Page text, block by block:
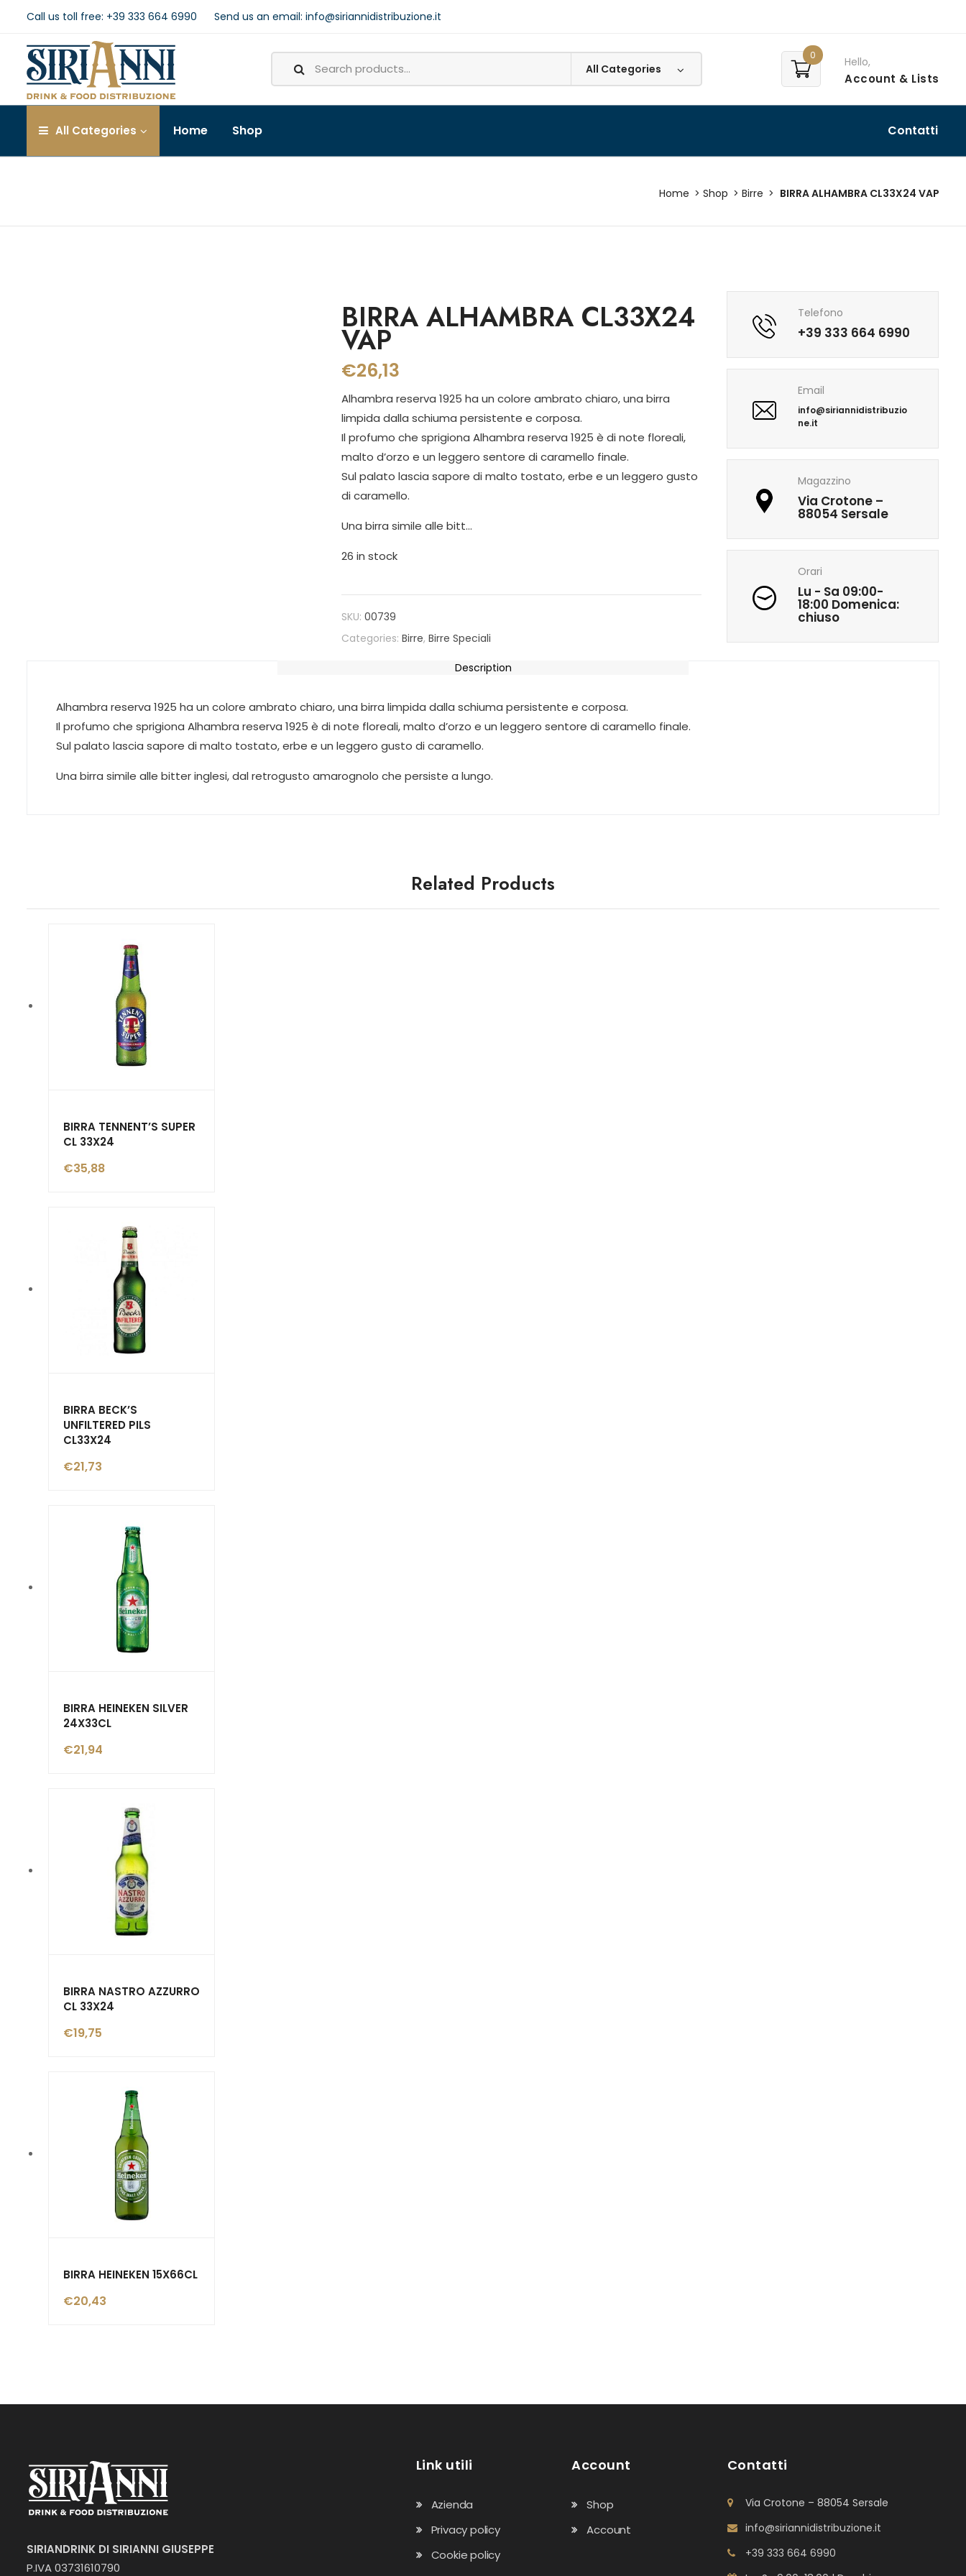
Call us toll free: +39 333 664 6990 Send us an email: info@siriannidistribuzione.it
0 Hello,
Account & Lists
All Categories Home Shop Contatti
Home Shop Birre BIRRA ALHAMBRA CL33X24 VAP
BIRRA ALHAMBRA CL33X24
VAP
€26,13
Alhambra reserva 1925 ha un colore ambrato chiaro, una birra
limpida dalla schiuma persistente e corposa.
Il profumo che sprigiona Alhambra reserva 1925 è di note floreali,
malto d’orzo e un leggero sentore di caramello finale.
Sul palato lascia sapore di malto tostato, erbe e un leggero gusto
di caramello.
Una birra simile alle bitt…
26 in stock
SKU:00739
Categories:Birre,Birre Speciali
Telefono
+39 333 664 6990
Email
info@siriannidistribuzio
ne.it
Magazzino
Via Crotone –
88054 Sersale
Orari
Lu - Sa 09:00-
18:00 Domenica:
chiuso
Description
Alhambra reserva 1925 ha un colore ambrato chiaro, una birra limpida dalla schiuma persistente e corposa.
Il profumo che sprigiona Alhambra reserva 1925 è di note floreali, malto d’orzo e un leggero sentore di caramello finale.
Sul palato lascia sapore di malto tostato, erbe e un leggero gusto di caramello.
Una birra simile alle bitter inglesi, dal retrogusto amarognolo che persiste a lungo.
Related Products
BIRRA TENNENT’S SUPER
CL 33X24
€35,88
BIRRA BECK’S
UNFILTERED PILS
CL33X24
€21,73
BIRRA HEINEKEN SILVER
24X33CL
€21,94
BIRRA NASTRO AZZURRO
CL 33X24
€19,75
BIRRA HEINEKEN 15X66CL
€20,43
SIRIANDRINK DI SIRIANNI GIUSEPPE
P.IVA 03731610790
Link utili
Azienda
Privacy policy
Cookie policy
Account
Shop
Account
Contatti
Via Crotone – 88054 Sersale
info@siriannidistribuzione.it
+39 333 664 6990